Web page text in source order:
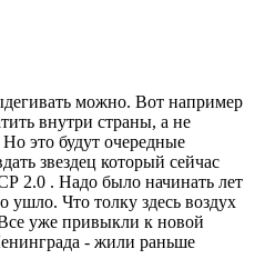
можно. Вот например
внутри страны, а не
это будут очередные
звездец который сейчас
2.0 . Надо было начинать лет
ушло. Что толку здесь воздух
уже привыкли к новой
- жили раньше